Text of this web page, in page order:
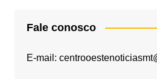
Fale conosco
E-mail: